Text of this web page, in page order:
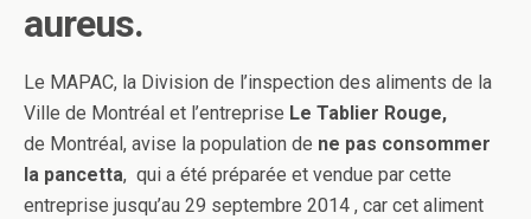
aureus.
Le MAPAC, la Division de l’inspection des aliments de la
Ville de Montréal et l’entreprise Le Tablier Rouge,
de Montréal, avise la population de ne pas consommer
la pancetta, qui a été préparée et vendue par cette
entreprise jusqu’au 29 septembre 2014 , car cet aliment